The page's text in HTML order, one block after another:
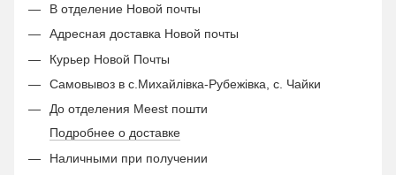
В отделение Новой почты
Адресная доставка Новой почты
Курьер Новой Почты
Самовывоз в с.Михайлівка-Рубежівка, с. Чайки
До отделения Meest пошти
Подробнее о доставке
Наличными при получении